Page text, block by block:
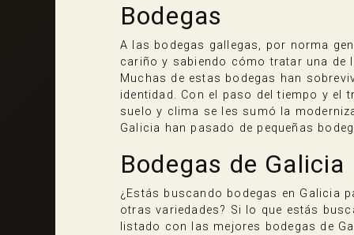
Bodegas
A las bodegas gallegas, por norma
cariño y sabiendo cómo tratar una de
Muchas de estas bodegas han
identidad. Con el paso del tiempo y el
suelo y clima se les sumó la
Galicia han pasado de pequeñas
Bodegas de Galicia
¿Estás buscando bodegas en Galicia
otras variedades? Si lo que estás
listado con las mejores bodegas de